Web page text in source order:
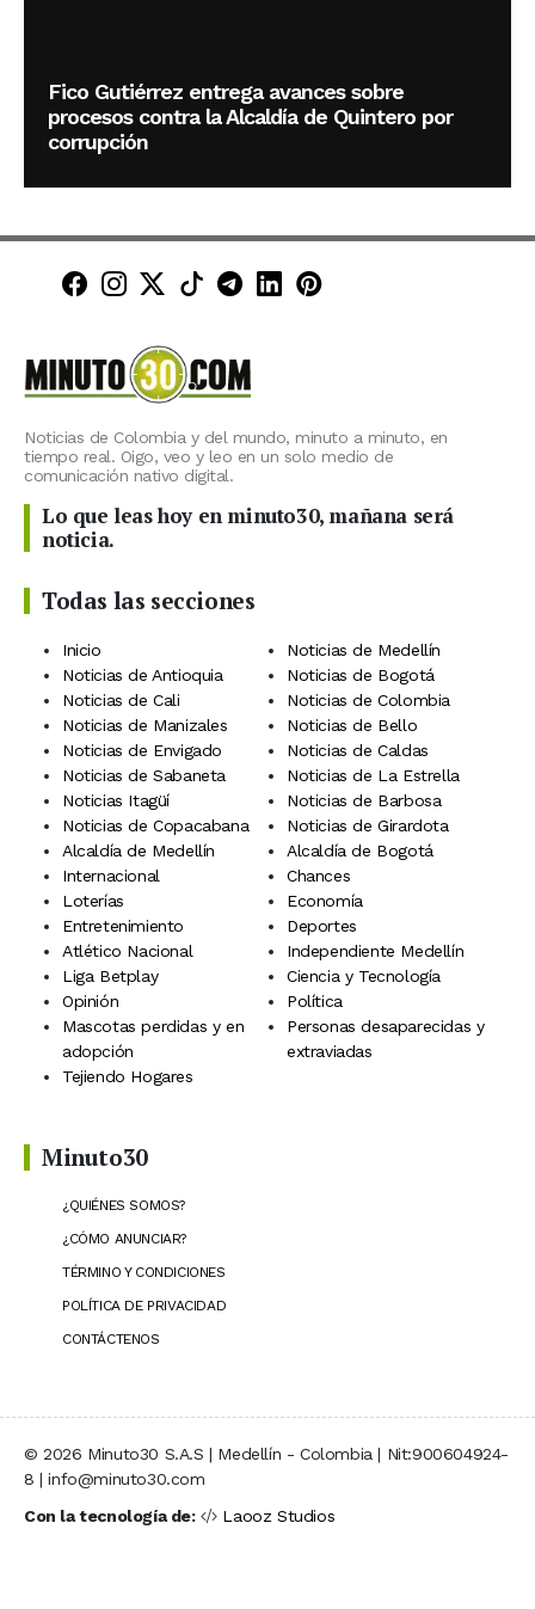
Fico Gutiérrez entrega avances sobre
procesos contra la Alcaldía de Quintero por
corrupción
Minuto30 en Facebook
Minuto30 en Instagram
Minuto30 en X (Twitter)
Minuto30 en TikTok
Canal de Minuto30 en
Minuto30 en LinkedIn
Minuto30 en
Noticias de Colombia y del mundo, minuto a minuto, en
tiempo real. Oigo, veo y leo en un solo medio de
comunicación nativo digital.
Lo que leas hoy en minuto30, mañana será
noticia.
Todas las secciones
Inicio
Noticias de Medellín
Noticias de Antioquia
Noticias de Bogotá
Noticias de Cali
Noticias de Colombia
Noticias de Manizales
Noticias de Bello
Noticias de Envigado
Noticias de Caldas
Noticias de Sabaneta
Noticias de La Estrella
Noticias Itagüí
Noticias de Barbosa
Noticias de Copacabana
Noticias de Girardota
Alcaldía de Medellín
Alcaldía de Bogotá
Internacional
Chances
Loterías
Economía
Entretenimiento
Deportes
Atlético Nacional
Independiente Medellín
Liga Betplay
Ciencia y Tecnología
Opinión
Política
Mascotas perdidas y en
adopción
Personas desaparecidas y
extraviadas
Tejiendo Hogares
Minuto30
¿QUIÉNES SOMOS?
¿CÓMO ANUNCIAR?
TÉRMINO Y CONDICIONES
POLÍTICA DE PRIVACIDAD
CONTÁCTENOS
© 2026 Minuto30 S.A.S | Medellín - Colombia | Nit:900604924-
8 | info@minuto30.com
Con la tecnología de:
Laooz Studios